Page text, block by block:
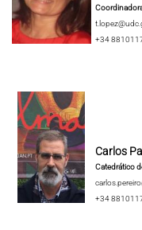
+34
Carlos
Catedrático
+34